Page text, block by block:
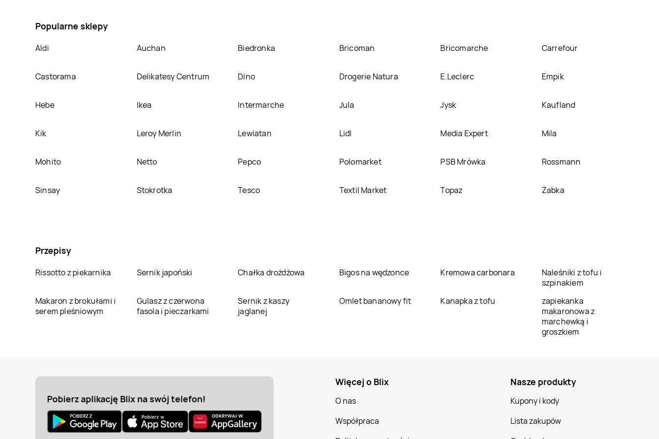
Popularne sklepy
Aldi Auchan Biedronka Bricoman Bricomarche Carrefour
Castorama Delikatesy Centrum Dino Drogerie Natura E.Leclerc Empik
Hebe Ikea Intermarche Jula Jysk Kaufland
Kik Leroy Merlin Lewiatan Lidl Media Expert Mila
Mohito Netto Pepco Polomarket PSB Mrówka Rossmann
Sinsay Stokrotka Tesco Textil Market Topaz Żabka
Przepisy
Rissotto z piekarnika Sernik japoński Chałka drożdżowa Bigos na wędzonce Kremowa carbonara
Naleśniki z tofu i
szpinakiem
Makaron z brokułami i
serem pleśniowym
Gulasz z czerwona
fasola i pieczarkami
Sernik z kaszy
jaglanej
Omlet bananowy fit Kanapka z tofu
zapiekanka
makaronowa z
marchewką i
groszkiem
Pobierz aplikację Blix na swój telefon!
Więcej o Blix
O nas
Współpraca
Nasze produkty
Kupony i kody
Lista zakupów